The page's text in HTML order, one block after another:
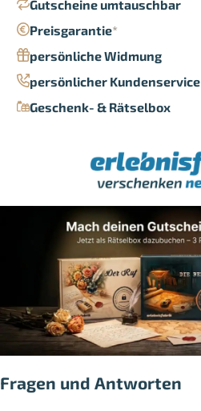
Gutscheine umtauschbar
Preisgarantie*
persönliche Widmung
persönlicher Kundenservice
Geschenk- & Rätselbox
Fragen und Antworten